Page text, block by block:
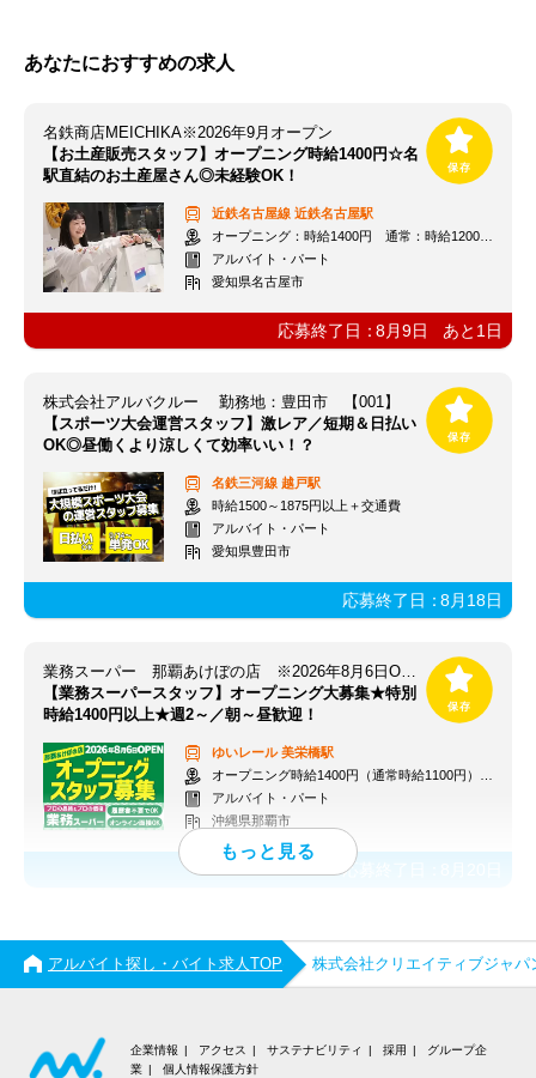
あなたにおすすめの求人
名鉄商店MEICHIKA※2026年9月オープン
【お土産販売スタッフ】オープニング時給1400円☆名
駅直結のお土産屋さん◎未経験OK！
近鉄名古屋線 近鉄名古屋駅
オープニング：時給1400円 通常：時給1200円～＋交通費全額支給
アルバイト・パート
愛知県名古屋市
応募終了日：8月9日 あと 1 日
株式会社アルバクルー 勤務地：豊田市 【001】
【スポーツ大会運営スタッフ】激レア／短期＆日払い
OK◎昼働くより涼しくて効率いい！？
名鉄三河線 越戸駅
時給1500～1875円以上＋交通費
アルバイト・パート
愛知県豊田市
応募終了日：8月18日
業務スーパー 那覇あけぼの店 ※2026年8月6日OPEN
【業務スーパースタッフ】オープニング大募集★特別
時給1400円以上★週2～／朝～昼歓迎！
ゆいレール美栄橋駅
オープニング時給1400円（通常時給1100円）※各種手当あり
アルバイト・パート
沖縄県那覇市
応募終了日：
アルバイト探し・バイト求人TOP 株式会社クリエイティブジャ
企業情報 アクセス サステナビリティ 採用
グループ企
業
個人情報保護方針